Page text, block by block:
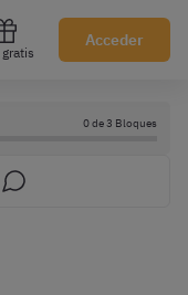
Acceder
0 de 3 Bloques